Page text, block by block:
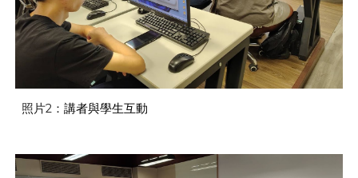
照片2 ：講者與學生互動